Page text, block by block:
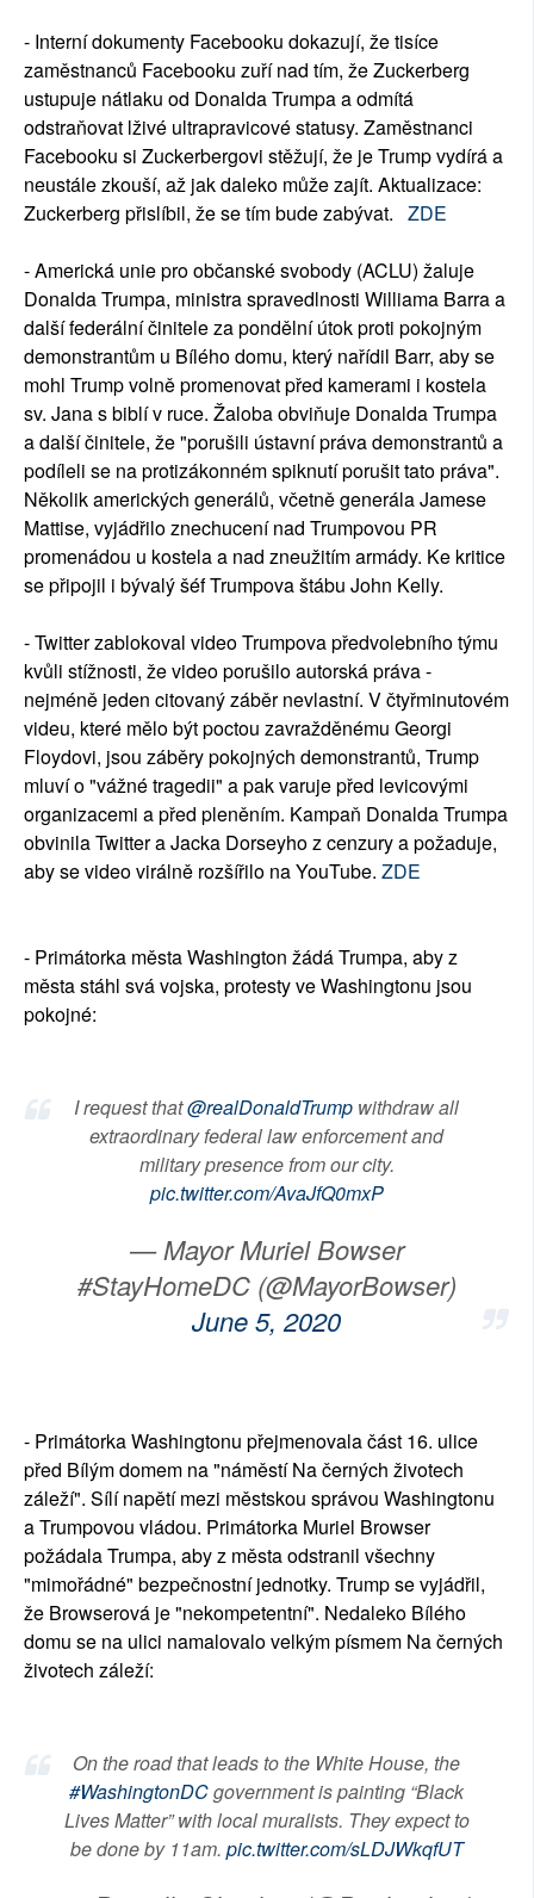
- Interní dokumenty Facebooku dokazují, že tisíce
zaměstnanců Facebooku zuří nad tím, že Zuckerberg
ustupuje nátlaku od Donalda Trumpa a odmítá
odstraňovat lživé ultrapravicové statusy. Zaměstnanci
Facebooku si Zuckerbergovi stěžují, že je Trump vydírá a
neustále zkouší, až jak daleko může zajít. Aktualizace:
Zuckerberg přislíbil, že se tím bude zabývat. ZDE
- Americká unie pro občanské svobody (ACLU) žaluje
Donalda Trumpa, ministra spravedlnosti Williama Barra a
další federální činitele za pondělní útok proti pokojným
demonstrantům u Bílého domu, který nařídil Barr, aby se
mohl Trump volně promenovat před kamerami i kostela
sv. Jana s biblí v ruce. Žaloba obviňuje Donalda Trumpa
a další činitele, že "porušili ústavní práva demonstrantů a
podíleli se na protizákonném spiknutí porušit tato práva".
Několik amerických generálů, včetně generála Jamese
Mattise, vyjádřilo znechucení nad Trumpovou PR
promenádou u kostela a nad zneužitím armády. Ke kritice
se připojil i bývalý šéf Trumpova štábu John Kelly.
- Twitter zablokoval video Trumpova předvolebního týmu
kvůli stížnosti, že video porušilo autorská práva -
nejméně jeden citovaný záběr nevlastní. V čtyřminutovém
videu, které mělo být poctou zavražděnému Georgi
Floydovi, jsou záběry pokojných demonstrantů, Trump
mluví o "vážné tragedii" a pak varuje před levicovými
organizacemi a před pleněním. Kampaň Donalda Trumpa
obvinila Twitter a Jacka Dorseyho z cenzury a požaduje,
aby se video virálně rozšířilo na YouTube. ZDE
- Primátorka města Washington žádá Trumpa, aby z
města stáhl svá vojska, protesty ve Washingtonu jsou
pokojné:
I request that@realDonaldTrump withdraw all
extraordinary federal law enforcement and
military presence from our city.
pic.twitter.com/AvaJfQ0mxP
— Mayor Muriel Bowser
#StayHomeDC (@MayorBowser)
June 5, 2020
- Primátorka Washingtonu přejmenovala část 16. ulice
před Bílým domem na "náměstí Na černých životech
záleží". Sílí napětí mezi městskou správou Washingtonu
a Trumpovou vládou. Primátorka Muriel Browser
požádala Trumpa, aby z města odstranil všechny
"mimořádné" bezpečnostní jednotky. Trump se vyjádřil,
že Browserová je "nekompetentní". Nedaleko Bílého
domu se na ulici namalovalo velkým písmem Na černých
životech záleží:
On the road that leads to the White House, the
#WashingtonDCgovernment is painting “Black
Lives Matter” with local muralists. They expect to
be done by 11am. pic.twitter.com/sLDJWkqfUT